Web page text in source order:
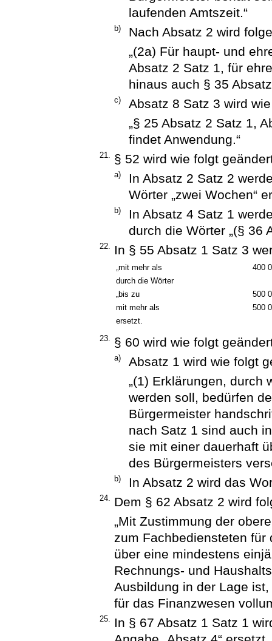
laufenden Amtszeit.“
b)
Nach Absatz 2 wird
„(2a) Für haupt- und
Absatz 2 Satz 1, für
hinaus auch § 35
c)
Absatz 8 Satz 3 wird
„§ 25 Absatz 2 Satz 1,
findet Anwendung.“
21. § 52 wird wie folgt
a)
In Absatz 2 Satz 2
Wörter „zwei Wochen“
b)
In Absatz 4 Satz 1
durch die Wörter „(§ 36
22. In § 55 Absatz 1 Satz 3
„mit mehr als
400
durch die Wörter
„bis zu
500
mit mehr als
500
ersetzt.
23.
§ 60 wird wie folgt
a)
Absatz 1 wird wie folgt
„(1) Erklärungen, durch
werden soll, bedürfen
Bürgermeister
nach Satz 1 sind auch
sie mit einer dauerhaft
des Bürgermeisters
b) In Absatz 2 wird das
24.
Dem § 62 Absatz 2 wird
„Mit Zustimmung der
zum Fachbediensteten für
über eine mindestens
Rechnungs- und
Ausbildung in der Lage
für das Finanzwesen
25.
In § 67 Absatz 1 Satz 1